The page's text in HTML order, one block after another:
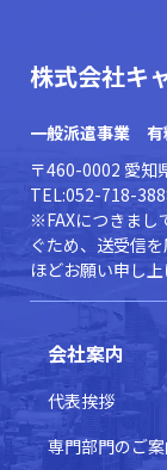
株式会社キ
一般派遣事業 有
〒460-0002 愛知
TEL:052-718-
※FAXにつきまし
ぐため、送受信
ほどお願い申し上
会社案内
代表挨拶
専門部門のご